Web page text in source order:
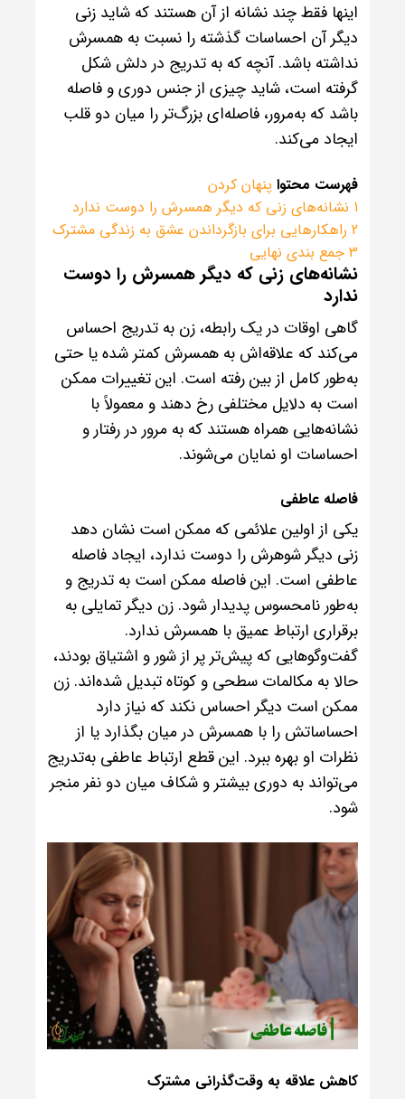
اینها فقط چند نشانه از آن هستند که شاید زنی
دیگر آن احساسات گذشته را نسبت به همسرش
نداشته باشد. آنچه که به تدریج در دلش شکل
گرفته است، شاید چیزی از جنس دوری و فاصله
باشد که به‌مرور، فاصله‌ای بزرگ‌تر را میان دو قلب
ایجاد می‌کند.
فهرست محتوا پنهان کردن
1 نشانه‌های زنی که دیگر همسرش را دوست ندارد
2 راهکارهایی برای بازگرداندن عشق به زندگی مشترک
3 جمع بندی نهایی
نشانه‌های زنی که دیگر همسرش را دوست
ندارد
گاهی اوقات در یک رابطه، زن به تدریج احساس
می‌کند که علاقه‌اش به همسرش کمتر شده یا حتی
به‌طور کامل از بین رفته است. این تغییرات ممکن
است به دلایل مختلفی رخ دهند و معمولاً با
نشانه‌هایی همراه هستند که به مرور در رفتار و
احساسات او نمایان می‌شوند.
فاصله عاطفی
یکی از اولین علائمی که ممکن است نشان دهد
زنی دیگر شوهرش را دوست ندارد، ایجاد فاصله
عاطفی است. این فاصله ممکن است به تدریج و
به‌طور نامحسوس پدیدار شود. زن دیگر تمایلی به
برقراری ارتباط عمیق با همسرش ندارد.
گفت‌وگوهایی که پیش‌تر پر از شور و اشتیاق بودند،
حالا به مکالمات سطحی و کوتاه تبدیل شده‌اند. زن
ممکن است دیگر احساس نکند که نیاز دارد
احساساتش را با همسرش در میان بگذارد یا از
نظرات او بهره ببرد. این قطع ارتباط عاطفی به‌تدریج
می‌تواند به دوری بیشتر و شکاف میان دو نفر منجر
شود.
کاهش علاقه به وقت‌گذرانی مشترک